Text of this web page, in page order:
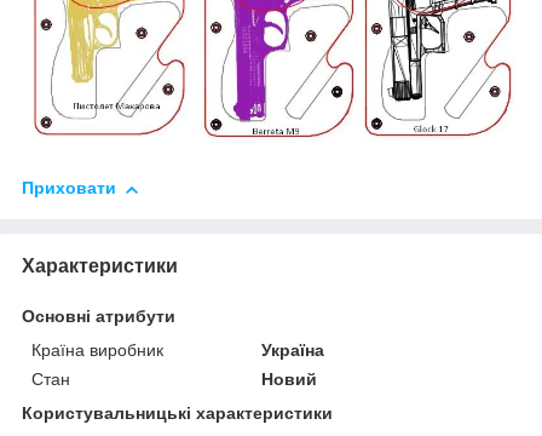
Приховати
Характеристики
Основні атрибути
Країна виробник
Україна
Стан
Новий
Користувальницькі характеристики